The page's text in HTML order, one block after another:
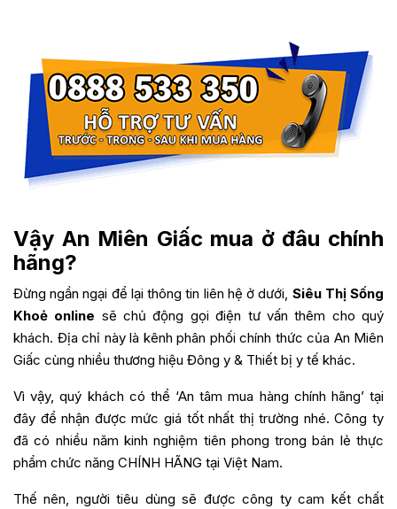
Vậy An Miên Giấc mua ở đâu chính
hãng?
Đừng ngần ngại để lại thông tin liên hệ ở dưới, Siêu Thị Sống
Khoẻ online sẽ chủ động gọi điện tư vấn thêm cho quý
khách. Địa chỉ này là kênh phân phối chính thức của An Miên
Giấc cùng nhiều thương hiệu Đông y & Thiết bị y tế khác.
Vì vậy, quý khách có thể ‘An tâm mua hàng chính hãng’ tại
đây để nhận được mức giá tốt nhất thị trường nhé. Công ty
đã có nhiều năm kinh nghiệm tiên phong trong bán lẻ thực
phẩm chức năng CHÍNH HÃNG tại Việt Nam.
Thế nên, người tiêu dùng sẽ được công ty cam kết chất